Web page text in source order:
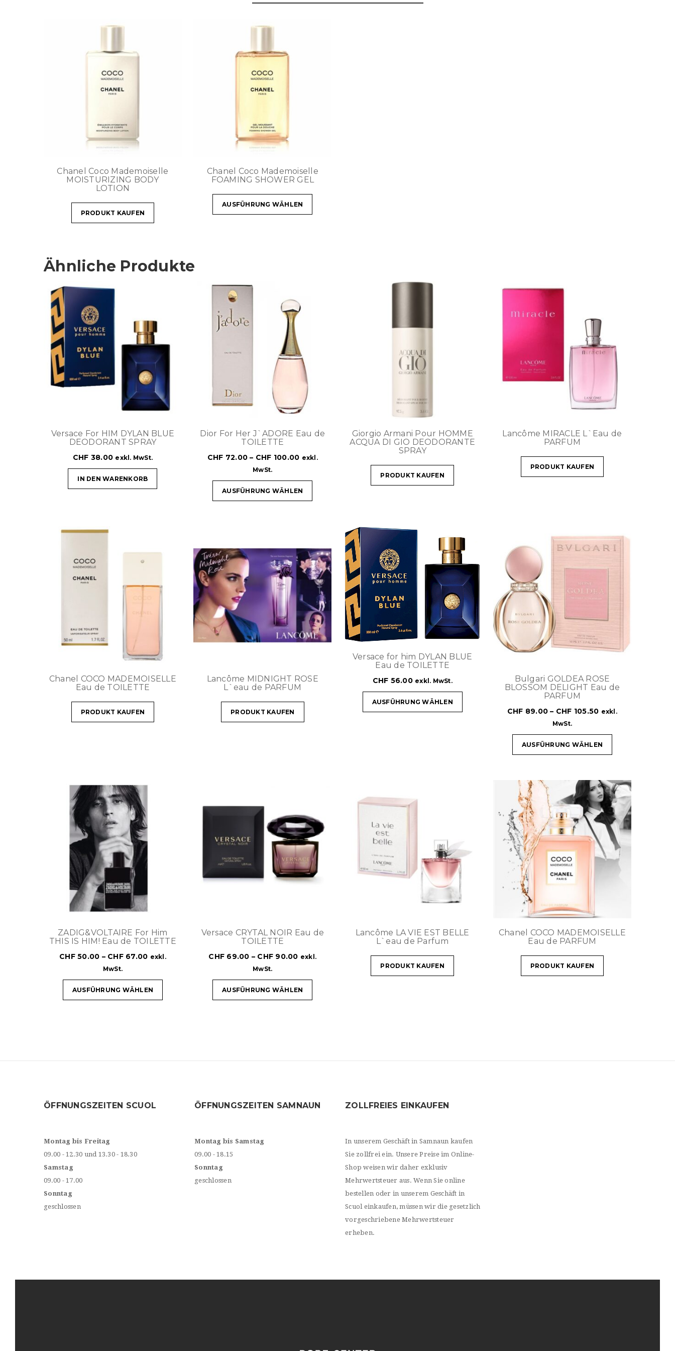
Chanel Coco Mademoiselle
MOISTURIZING BODY
LOTION
PRODUKT KAUFEN
Chanel Coco Mademoiselle
FOAMING SHOWER GEL
AUSFÜHRUNG WÄHLEN
Ähnliche Produkte
Versace For HIM DYLAN BLUE
DEODORANT SPRAY
CHF 38.00 exkl. MwSt.
IN DEN WARENKORB
Dior For Her J`ADORE Eau de
TOILETTE
CHF 72.00 – CHF 100.00 exkl.
MwSt.
AUSFÜHRUNG WÄHLEN
Giorgio Armani Pour HOMME
ACQUA DI GIO DEODORANTE
SPRAY
PRODUKT KAUFEN
Lancôme MIRACLE L`Eau de
PARFUM
PRODUKT KAUFEN
Chanel COCO MADEMOISELLE
Eau de TOILETTE
PRODUKT KAUFEN
Lancôme MIDNIGHT ROSE
L`eau de PARFUM
PRODUKT KAUFEN
Versace for him DYLAN BLUE
Eau de TOILETTE
CHF 56.00 exkl. MwSt.
AUSFÜHRUNG WÄHLEN
Bulgari GOLDEA ROSE
BLOSSOM DELIGHT Eau de
PARFUM
CHF 89.00 – CHF 105.50 exkl.
MwSt.
AUSFÜHRUNG WÄHLEN
ZADIG&VOLTAIRE For Him
THIS IS HIM! Eau de TOILETTE
CHF50.00 – CHF67.00 exkl.
MwSt.
AUSFÜHRUNG WÄHLEN
Versace CRYTAL NOIR Eau de
TOILETTE
CHF 69.00 – CHF 90.00 exkl.
MwSt.
AUSFÜHRUNG WÄHLEN
Lancôme LA VIE EST BELLE
L`eau de Parfum
PRODUKT KAUFEN
Chanel COCO MADEMOISELLE
Eau de PARFUM
PRODUKT KAUFEN
ÖFFNUNGSZEITEN SCUOL
Montag bis Freitag
09.00 - 12.30 und 13.30 - 18.30
Samstag
09.00 - 17.00
Sonntag
geschlossen
ÖFFNUNGSZEITEN SAMNAUN
Montag bis Samstag
09.00 - 18.15
Sonntag
geschlossen
ZOLLFREIES EINKAUFEN
In unserem Geschäft in Samnaun kaufen
Sie zollfrei ein. Unsere Preise im Online-
Shop weisen wir daher exklusiv
Mehrwertsteuer aus. Wenn Sie online
bestellen oder in unserem Geschäft in
Scuol einkaufen, müssen wir die gesetzlich
vorgeschriebene Mehrwertsteuer
erheben.